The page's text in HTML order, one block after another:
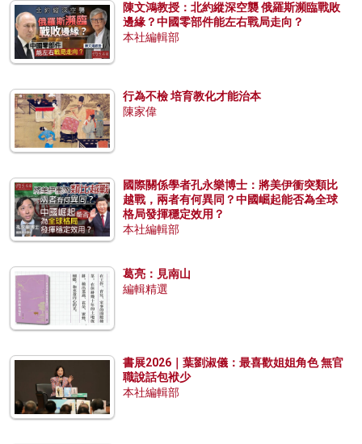
陳文鴻教授：北約縱深空襲 俄羅斯瀕臨戰敗
邊緣？中國零部件能左右戰局走向？
本社編輯部
行為不檢 培育教化才能治本
陳家偉
國際關係學者孔永樂博士：將美伊衝突類比
越戰，兩者有何異同？中國崛起能否為全球
格局發揮穩定效用？
本社編輯部
葛亮：見南山
編輯精選
書展2026｜葉劉淑儀：最喜歡姐姐角色 無官
職說話包袱少
本社編輯部